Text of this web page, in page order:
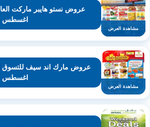
مشاهدة العرض
اغسطس
مشاهدة العرض
اغسطس